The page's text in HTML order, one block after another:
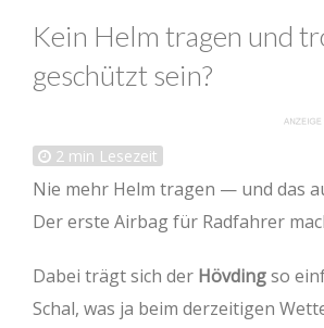
Kein Helm tragen und
geschützt sein?
2 min Lesezeit
Nie mehr Helm tragen — und das
Der erste Airbag für Radfahrer
Dabei trägt sich der Hövdingso
Schal, was ja beim derzeitigen